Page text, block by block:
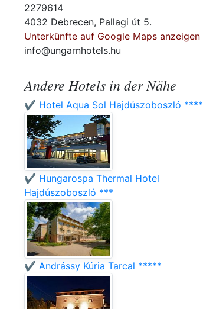
2279614
4032 Debrecen, Pallagi út 5.
Unterkünfte auf Google Maps anzeigen
info@ungarnhotels.hu
Andere Hotels in der Nähe
✔️ Hotel Aqua Sol Hajdúszoboszló ****
✔️ Hungarospa Thermal Hotel
Hajdúszoboszló ***
✔️ Andrássy Kúria Tarcal *****